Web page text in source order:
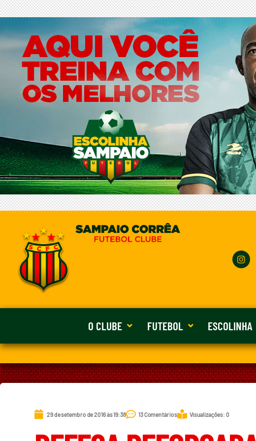
O CLUBE FUTEBOL ESCOLINHA
29 de setembro de 2016 às 19:38 13 Comentários Visualizações: 0